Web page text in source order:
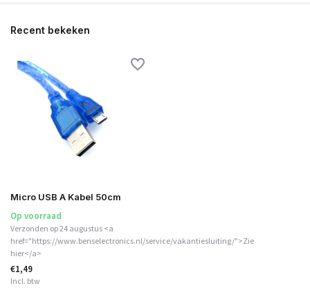
Recent bekeken
Micro USB A Kabel 50cm
Op voorraad
Verzonden op 24 augustus <a
href="https://www.benselectronics.nl/service/vakantiesluiting/">Zie
hier</a>
€1,49
Incl. btw